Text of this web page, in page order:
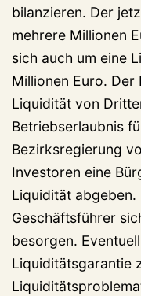
bilanzieren. Der
mehrere Millionen
sich auch um eine
Millionen Euro.
Liquidität von
Betriebserlaubnis
Bezirksregierung
Investoren eine
Liquidität abgeben.
Geschäftsführer
besorgen.
Liquiditätsgarantie